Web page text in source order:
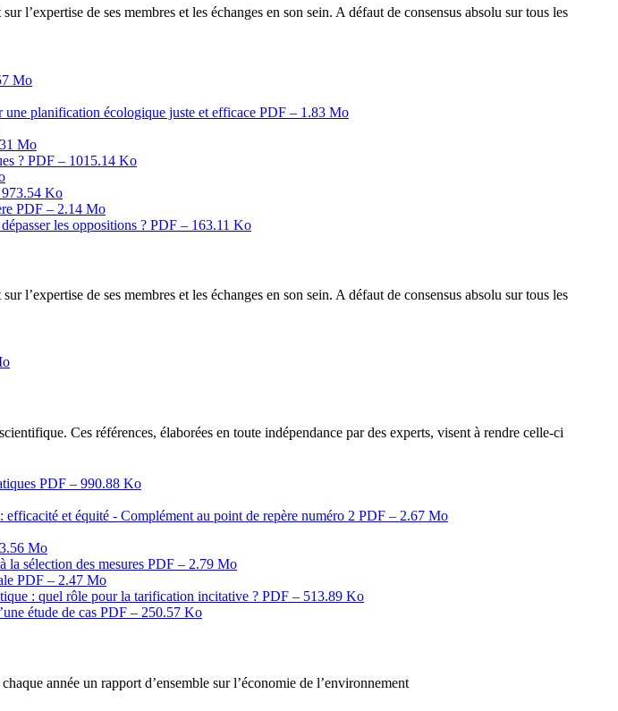
l’expertise de ses membres et les échanges en son sein. A défaut de consensus absolu sur tous les
Mo
une planification écologique juste et efficace PDF – 1.83 Mo
Mo
? PDF – 1015.14 Ko
Ko
PDF – 2.14 Mo
les oppositions ? PDF – 163.11 Ko
l’expertise de ses membres et les échanges en son sein. A défaut de consensus absolu sur tous les
Ces références, élaborées en toute indépendance par des experts, visent à rendre celle-ci
PDF – 990.88 Ko
efficacité et équité - Complément au point de repère numéro 2 PDF – 2.67 Mo
Mo
la sélection des mesures PDF – 2.79 Mo
PDF – 2.47 Mo
: quel rôle pour la tarification incitative ? PDF – 513.89 Ko
étude de cas PDF – 250.57 Ko
année un rapport d’ensemble sur l’économie de l’environnement